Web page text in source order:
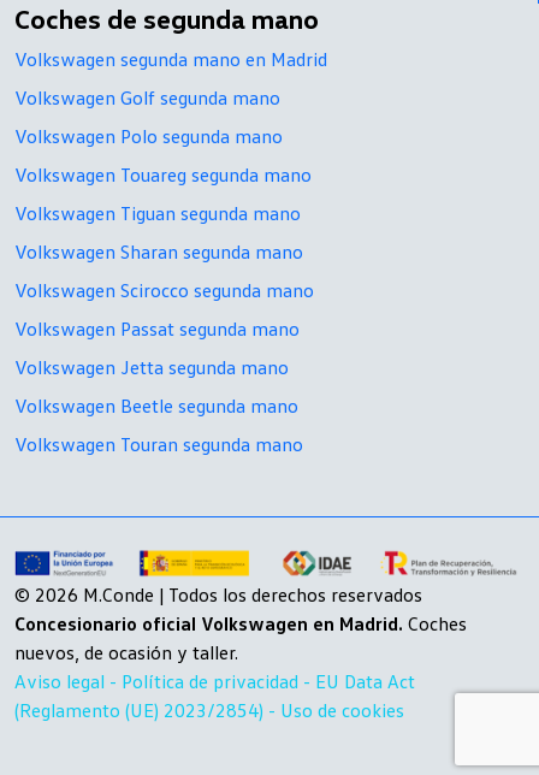
Coches de segunda mano
Volkswagen segunda mano en Madrid
Volkswagen Golf segunda mano
Volkswagen Polo segunda mano
Volkswagen Touareg segunda mano
Volkswagen Tiguan segunda mano
Volkswagen Sharan segunda mano
Volkswagen Scirocco segunda mano
Volkswagen Passat segunda mano
Volkswagen Jetta segunda mano
Volkswagen Beetle segunda mano
Volkswagen Touran segunda mano
© 2026 M.Conde | Todos los derechos reservados
Concesionario oficial Volkswagen en Madrid. Coches
nuevos, de ocasión y taller.
Aviso legal - Política de privacidad - EU Data Act
(Reglamento (UE) 2023/2854) - Uso de cookies